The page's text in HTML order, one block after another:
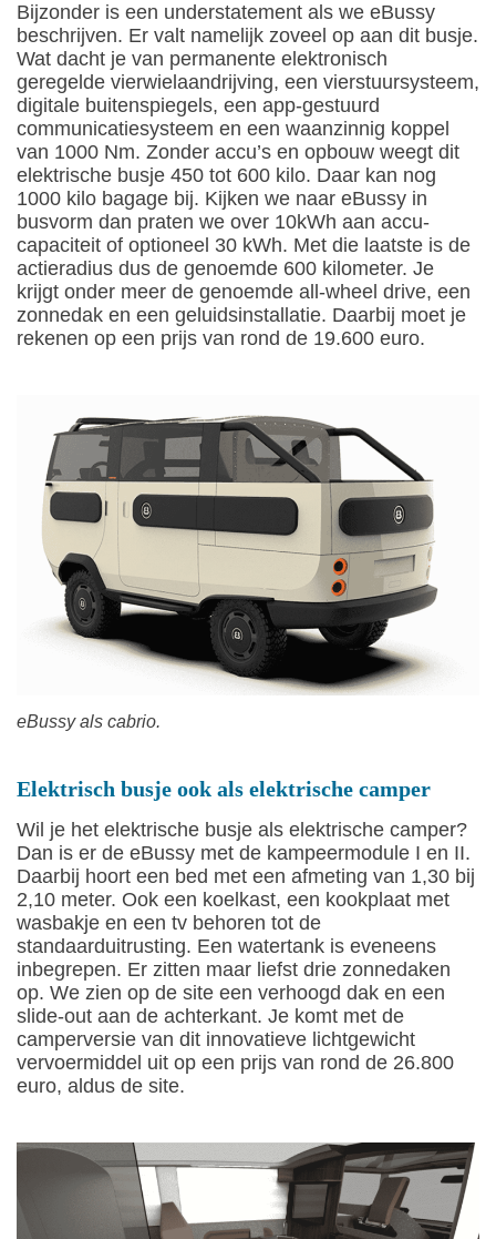
Bijzonder is een understatement als we eBussy
beschrijven. Er valt namelijk zoveel op aan dit busje.
Wat dacht je van permanente elektronisch
geregelde vierwielaandrijving, een vierstuursysteem,
digitale buitenspiegels, een app-gestuurd
communicatiesysteem en een waanzinnig koppel
van 1000 Nm. Zonder accu’s en opbouw weegt dit
elektrische busje 450 tot 600 kilo. Daar kan nog
1000 kilo bagage bij. Kijken we naar eBussy in
busvorm dan praten we over 10kWh aan accu-
capaciteit of optioneel 30 kWh. Met die laatste is de
actieradius dus de genoemde 600 kilometer. Je
krijgt onder meer de genoemde all-wheel drive, een
zonnedak en een geluidsinstallatie. Daarbij moet je
rekenen op een prijs van rond de 19.600 euro.
eBussy als cabrio.
Elektrisch busje ook als elektrische camper
Wil je het elektrische busje als elektrische camper?
Dan is er de eBussy met de kampeermodule I en II.
Daarbij hoort een bed met een afmeting van 1,30 bij
2,10 meter. Ook een koelkast, een kookplaat met
wasbakje en een tv behoren tot de
standaarduitrusting. Een watertank is eveneens
inbegrepen. Er zitten maar liefst drie zonnedaken
op. We zien op de site een verhoogd dak en een
slide-out aan de achterkant. Je komt met de
camperversie van dit innovatieve lichtgewicht
vervoermiddel uit op een prijs van rond de 26.800
euro, aldus de site.